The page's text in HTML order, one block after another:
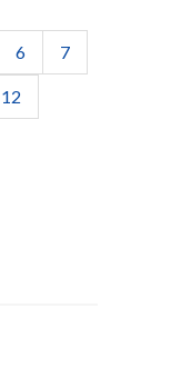
Page
6 Page
7
Page
12